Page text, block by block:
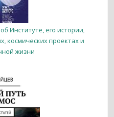
Институте, его истории,
космических проектах и
жизни